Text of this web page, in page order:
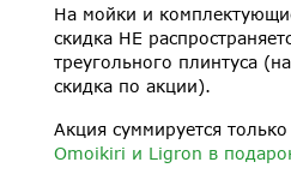
На мойки и
скидка НЕ
треугольного плинтуса
скидка по акции).
Акция суммируется
Omoikiri и Ligron в